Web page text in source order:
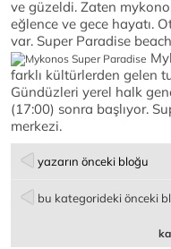
ve güzeldi. Zaten
eğlence ve gece hayatı.
var. Super Paradise
farklı kültürlerden gelen
Gündüzleri yerel halk
(17:00) sonra başlıyor.
merkezi.
yazarın önceki bloğu
bu kategorideki önceki